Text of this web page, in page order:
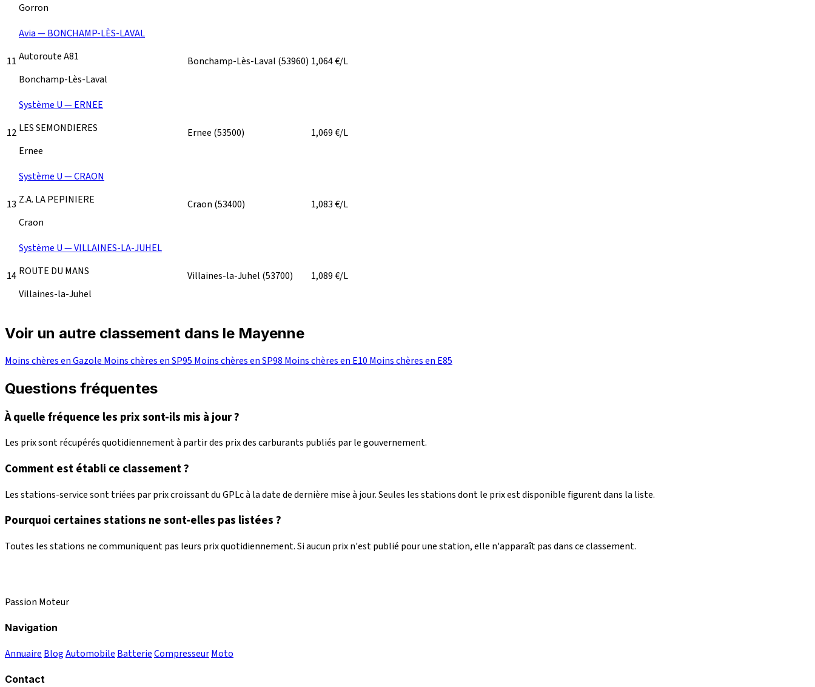
Gorron
11
Avia — BONCHAMP-LÈS-LAVAL
Autoroute A81
Bonchamp-Lès-Laval
Bonchamp-Lès-Laval (53960) 1,064€/L
12
Système U — ERNEE
LES SEMONDIERES
Ernee
Ernee (53500) 1,069€/L
13
Système U — CRAON
Z.A. LA PEPINIERE
Craon
Craon (53400) 1,083€/L
14
Système U — VILLAINES-LA-JUHEL
ROUTE DU MANS
Villaines-la-Juhel
Villaines-la-Juhel (53700) 1,089€/L
Voir un autre classement dans le Mayenne
Moins chères en Gazole Moins chères en SP95 Moins chères en SP98 Moins chères en E10 Moins chères en E85
Questions fréquentes
À quelle fréquence les prix sont-ils mis à jour ?
Les prix sont récupérés quotidiennement à partir des prix des carburants publiés par le gouvernement.
Comment est établi ce classement ?
Les stations-service sont triées par prix croissant du GPLc à la date de dernière mise à jour. Seules les stations dont le prix est disponible figurent dans la liste.
Pourquoi certaines stations ne sont-elles pas listées ?
Toutes les stations ne communiquent pas leurs prix quotidiennement. Si aucun prix n'est publié pour une station, elle n'apparaît pas dans ce classement.
Passion Moteur
Navigation
Annuaire BlogAutomobile BatterieCompresseurMoto
Contact